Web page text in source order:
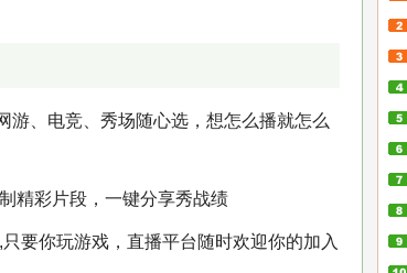
游、电竞、秀场随心选，想怎么播就怎么
精彩片段，一键分享秀战绩
要你玩游戏，直播平台随时欢迎你的加入